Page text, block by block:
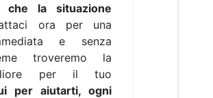
che la situazione
ora per una
e senza
troveremo la
per il tuo
per aiutarti, ogni